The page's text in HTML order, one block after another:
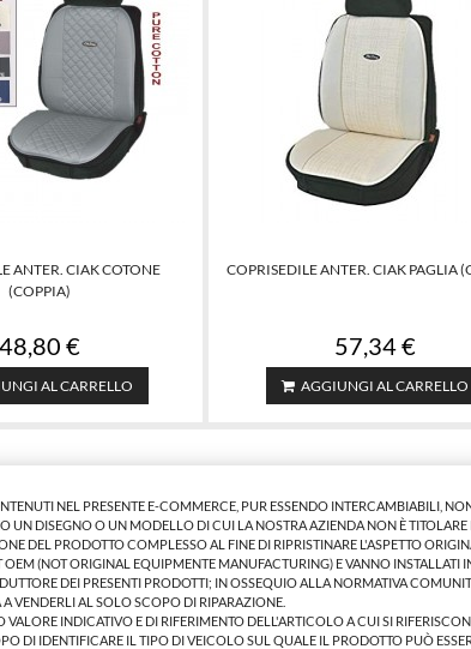
ANTER. CIAK COTONE
(COPPIA)
48,80 €
AL CARRELLO
COPRISEDILE ANTER. CIAK PAGLIA
57,34 €
AGGIUNGI AL CARRELLO
NEL PRESENTE E-COMMERCE, PUR ESSENDO INTERCAMBIABILI,
DISEGNO O UN MODELLO DI CUI LA NOSTRA AZIENDA NON È TITOLARE
DEL PRODOTTO COMPLESSO AL FINE DI RIPRISTINARE L'ASPETTO
(NOT ORIGINAL EQUIPMENTE MANUFACTURING) E VANNO INSTALLATI
DEI PRESENTI PRODOTTI; IN OSSEQUIO ALLA NORMATIVA
VENDERLI AL SOLO SCOPO DI RIPARAZIONE.
INDICATIVO E DI RIFERIMENTO DELL'ARTICOLO A CUI SI
DI IDENTIFICARE IL TIPO DI VEICOLO SUL QUALE IL PRODOTTO PUÒ